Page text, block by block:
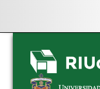
Skip
navigation